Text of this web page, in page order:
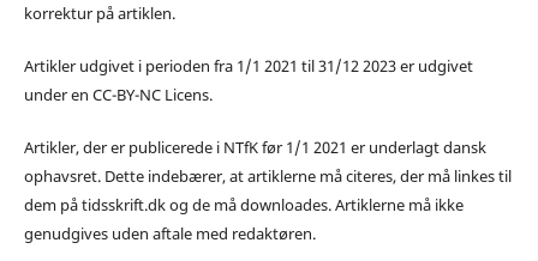
korrektur på artiklen.
Artikler udgivet i perioden fra 1/1 2021 til 31/12 2023 er udgivet
under en CC-BY-NC Licens.
Artikler, der er publicerede i NTfK før 1/1 2021 er underlagt dansk
ophavsret. Dette indebærer, at artiklerne må citeres, der må linkes til
dem på tidsskrift.dk og de må downloades. Artiklerne må ikke
genudgives uden aftale med redaktøren.